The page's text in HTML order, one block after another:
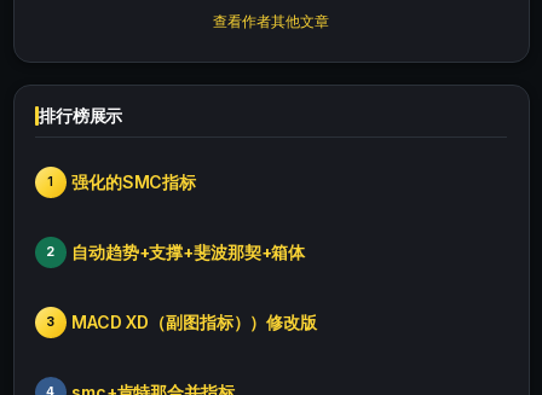
查看作者其他文章
排行榜展示
1 强化的SMC指标
2 自动趋势+支撑+斐波那契+箱体
3 MACD XD（副图指标））修改版